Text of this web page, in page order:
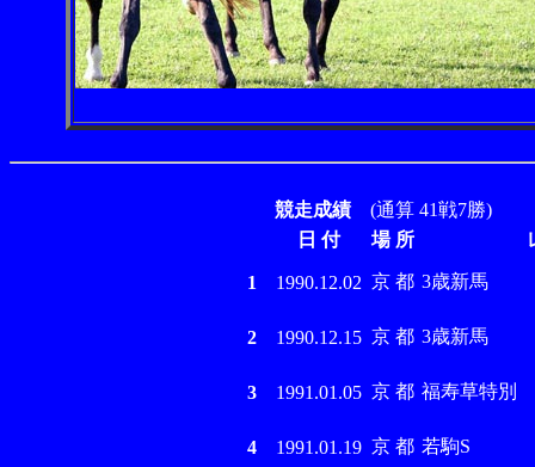
競走成績(通算 41戦7勝)
日 付
場 所
1 1990.12.02 京 都 3歳新馬
2 1990.12.15 京 都 3歳新馬
3 1991.01.05 京 都 福寿草特別
4 1991.01.19 京 都 若駒S